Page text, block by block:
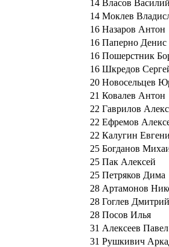
14 Власов
14 Моклев
16 Назаров Антон
16 Паперно Денис
16 Пошерстник
16 Шкредов
20 Новосельцев
21 Ковалев Антон
22 Гаврилов
22 Ефремов
22 Калугин
25 Богданов
25 Пак Алексей
25 Петряков Дима
28 Артамонов
28 Гоглев Дмитрий
28 Посов Илья
31 Алексеев Павел
31 Рушкивич